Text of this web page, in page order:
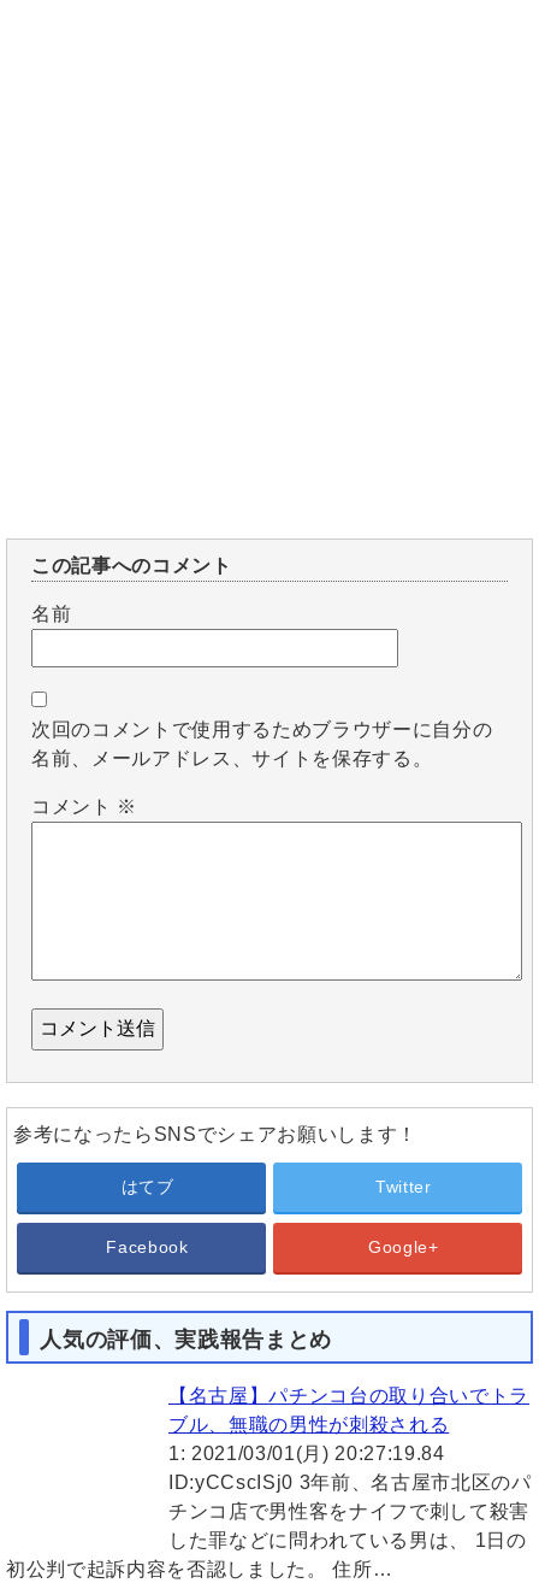
この記事へのコメント
名前
次回のコメントで使用するためブラウザーに自分の
名前、メールアドレス、サイトを保存する。
コメント ※
参考になったらSNSでシェアお願いします！
はてブ Twitter
Facebook Google+
人気の評価、実践報告まとめ
【名古屋】パチンコ台の取り合いでトラ
ブル、無職の男性が刺殺される
1: 2021/03/01(月) 20:27:19.84
ID:yCCscISj0 3年前、名古屋市北区のパ
チンコ店で男性客をナイフで刺して殺害
した罪などに問われている男は、 1日の
初公判で起訴内容を否認しました。 住所…